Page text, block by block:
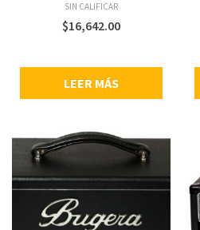
de entrada, compresor, drive,
sub armónicos, nivel de salida,
mezcla, mute, switch shape y
afinador, dimensiones: 313 x 209
x 86 mm, peso: 5 kg.
SIN CALIFICAR
$16,642.00
LEER MÁS